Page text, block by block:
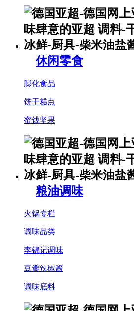
休闲零食
膨化食品
饼干糕点
蜜饯坚果
粮油调味
火锅专栏
调味品类
李锦记调味
豆瓣辣椒酱
调味底料